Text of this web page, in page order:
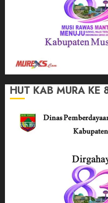
HUT KAB MURA KE